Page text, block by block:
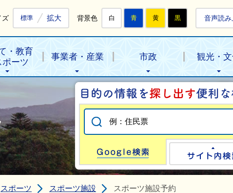
ズ 標準 拡大 背景色 白 青 黄 黒 音声読み
・教育
ポーツ
事業者・産業 市政 観光・
Google検索
スポーツ スポーツ施設 スポーツ施設予約